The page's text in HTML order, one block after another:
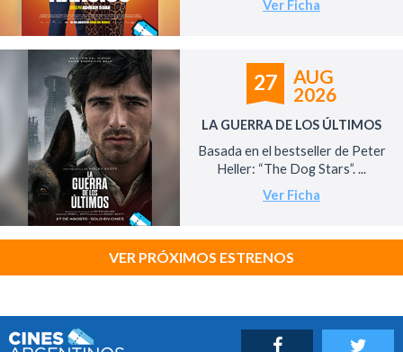
Ver Ficha
27
AUG
2026
LA GUERRA DE LOS ÚLTIMOS
Basada en el bestseller de Peter
Heller: “The Dog Stars”. ...
Ver Ficha
VER PRÓXIMOS ESTRENOS